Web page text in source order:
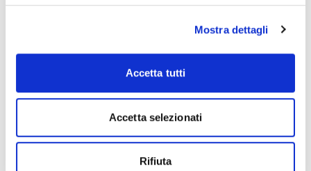
Mostra dettagli
Accetta tutti
Accetta selezionati
Rifiuta